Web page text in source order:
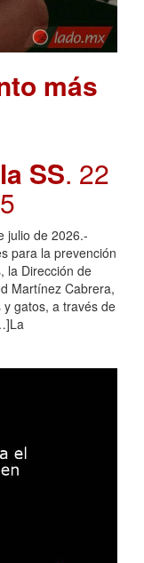
más
SS. 22
julio de 2026.-
para la prevención
la Dirección de
Martínez Cabrera,
gatos, a través de